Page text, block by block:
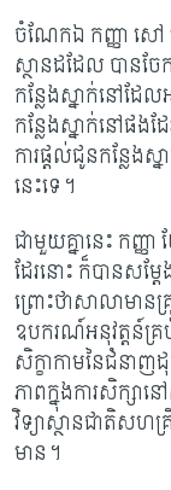
ចំណែកឯ កញ្ញា សៅ
ស្ថានដដែល បានចែ
កន្លែងស្នាក់នៅដ
កន្លែងស្នាក់នៅផ
ការផ្តល់ជូនកន្លែងស្
នេះទេ។
ជាមួយគ្នានេះ កញ្
ដែរនោះ ក៏បានសម្ត
ព្រោះថាសាលាមាន
ឧបករណ៍អនុវត្តន៍គ្រ
សិក្ខាកាមនៃជំនា
ភាពក្នុងការសិក្សា
វិទ្យាស្ថានជាតិសហ
មាន។